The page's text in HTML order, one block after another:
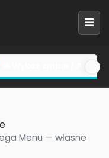
🚀 Wykaz zmian /
Menu — własne